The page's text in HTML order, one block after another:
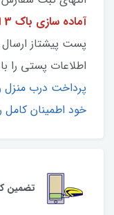
آماده سازی باک 3 الی 4 روز کاری می باشد
پست پیشتاز
اطلاعات پستی را
پرداخت درب منزل
خود اطمینان
تضمین